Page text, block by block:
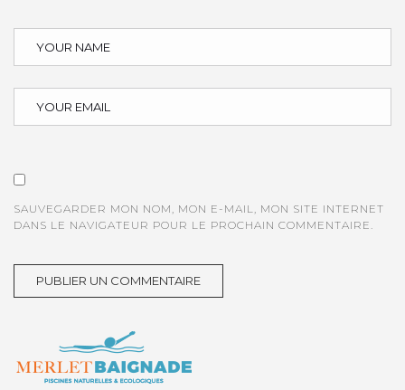
SAUVEGARDER MON NOM, MON E-MAIL, MON SITE INTERNET
DANS LE NAVIGATEUR POUR LE PROCHAIN COMMENTAIRE.